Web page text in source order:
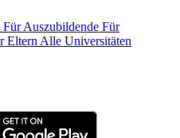
Für Auszubildende Für
Eltern Alle Universitäten